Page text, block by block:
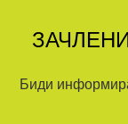
Биди